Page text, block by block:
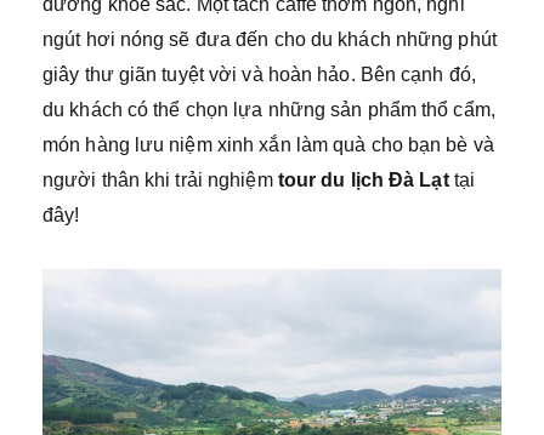
dương khoe sắc. Một tách caffe thơm ngon, nghi
ngút hơi nóng sẽ đưa đến cho du khách những phút
giây thư giãn tuyệt vời và hoàn hảo. Bên cạnh đó,
du khách có thể chọn lựa những sản phẩm thổ cẩm,
món hàng lưu niệm xinh xắn làm quà cho bạn bè và
người thân khi trải nghiệm tour du lịch Đà Lạttại
đây!